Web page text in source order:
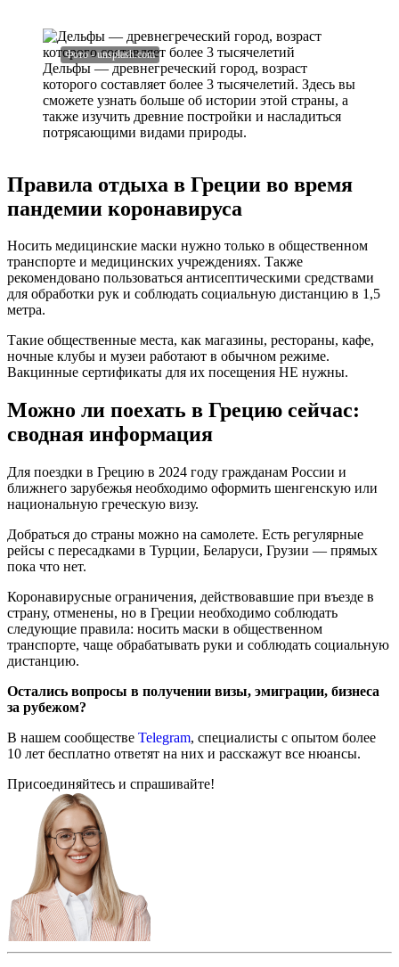
Дельфы — древнегреческий город, возраст
которого составляет более 3 тысячелетий. Здесь вы
сможете узнать больше об истории этой страны, а
также изучить древние постройки и насладиться
потрясающими видами природы.
Правила отдыха в Греции во время
пандемии коронавируса
Носить медицинские маски нужно только в общественном
транспорте и медицинских учреждениях. Также
рекомендовано пользоваться антисептическими средствами
для обработки рук и соблюдать социальную дистанцию в 1,5
метра.
Такие общественные места, как магазины, рестораны, кафе,
ночные клубы и музеи работают в обычном режиме.
Вакцинные сертификаты для их посещения НЕ нужны.
Можно ли поехать в Грецию сейчас:
сводная информация
Для поездки в Грецию в 2024 году гражданам России и
ближнего зарубежья необходимо оформить шенгенскую или
национальную греческую визу.
Добраться до страны можно на самолете. Есть регулярные
рейсы с пересадками в Турции, Беларуси, Грузии — прямых
пока что нет.
Коронавирусные ограничения, действовавшие при въезде в
страну, отменены, но в Греции необходимо соблюдать
следующие правила: носить маски в общественном
транспорте, чаще обрабатывать руки и соблюдать социальную
дистанцию.
Остались вопросы в получении визы, эмиграции, бизнеса
за рубежом?
В нашем сообществе Telegram, специалисты с опытом более
10 лет бесплатно ответят на них и расскажут все нюансы.
Присоединяйтесь и спрашивайте!